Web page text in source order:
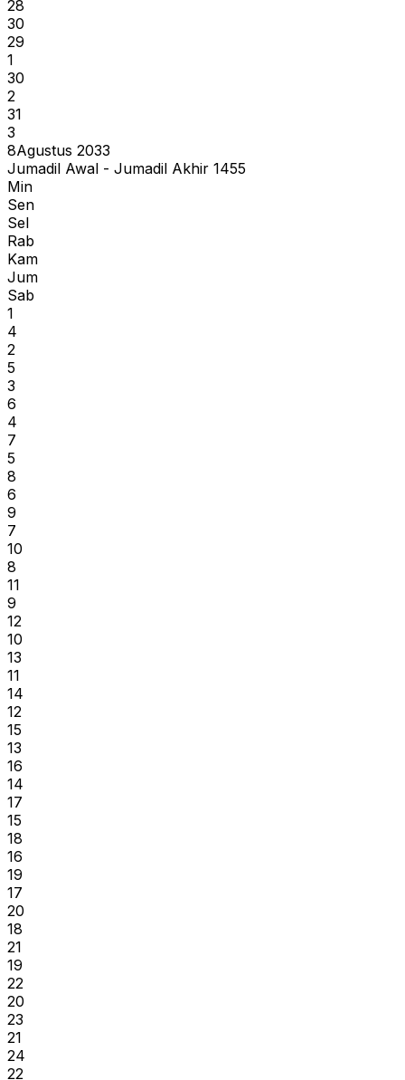
28
30
29
1
30
2
31
3
8Agustus 2033
Jumadil Awal - Jumadil Akhir 1455
Min
Sen
Sel
Rab
Kam
Jum
Sab
1
4
2
5
3
6
4
7
5
8
6
9
7
10
8
11
9
12
10
13
11
14
12
15
13
16
14
17
15
18
16
19
17
20
18
21
19
22
20
23
21
24
22